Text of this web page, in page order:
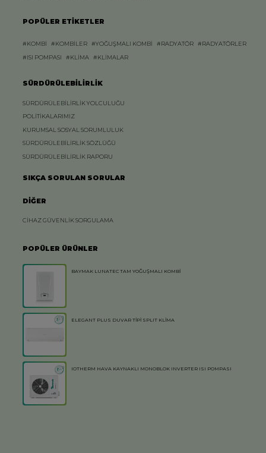
POPÜLER ETİKETLER
#KOMBİ #KOMBİLER #YOĞUŞMALI KOMBİ #RADYATÖR #RADYATÖRLER
#ISI POMPASI #KLİMA #KLİMALAR
SÜRDÜRÜLEBİLİRLİK
SÜRDÜRÜLEBİLİRLİK YOLCULUĞU
POLİTİKALARIMIZ
KURUMSAL SOSYAL SORUMLULUK
SÜRDÜRÜLEBİLİRLİK SÖZLÜĞÜ
SÜRDÜRÜLEBİLİRLİK RAPORU
SIKÇA SORULAN SORULAR
DİĞER
CİHAZ GÜVENLİK SORGULAMA
POPÜLER ÜRÜNLER
BAYMAK LUNATEC TAM YOĞUŞMALI KOMBİ
ELEGANT PLUS DUVAR TİPİ SPLIT KLİMA
IOTHERM HAVA KAYNAKLI MONOBLOK INVERTER ISI POMPASI